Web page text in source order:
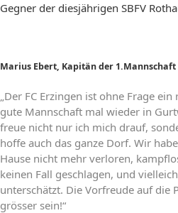
Gegner der diesjährigen SBFV
Marius Ebert, Kapitän der
„Der FC Erzingen ist ohne Frage
gute Mannschaft mal wieder in
freue nicht nur ich mich drauf,
hoffe auch das ganze Dorf. Wir
Hause nicht mehr verloren,
keinen Fall geschlagen, und
unterschätzt. Die Vorfreude auf die
grösser sein!“